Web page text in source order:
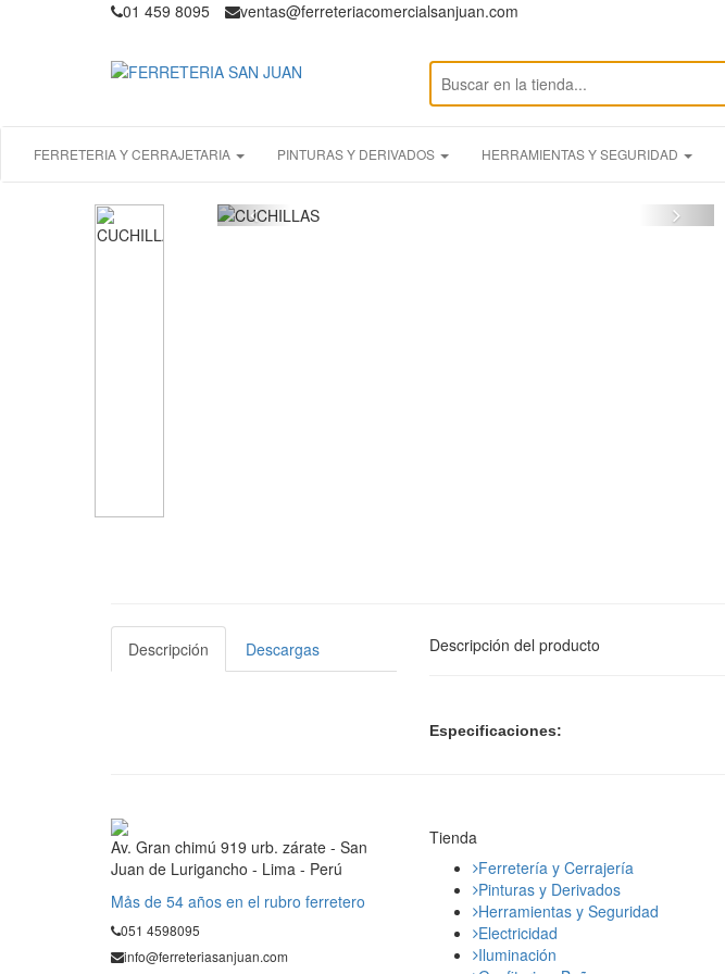
01 459 8095 ventas@ferreteriacomercialsanjuan.com
FERRETERIA Y CERRAJETARIA PINTURAS Y DERIVADOS HERRAMIENTAS Y SEGURIDAD
Descripción Descargas Descripción del producto
Especificaciones:
Av. Gran chimú 919 urb. zárate - San
Juan de Lurigancho - Lima - Perú
Mås de 54 años en el rubro ferretero
051 4598095
info@ferreteriasanjuan.com
Tienda
Ferretería y Cerrajería
Pinturas y Derivados
Herramientas y Seguridad
Electricidad
Iluminación